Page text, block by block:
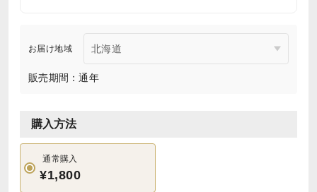
お届け地域
販売期間：通年
購入方法
通常購入
¥1,800